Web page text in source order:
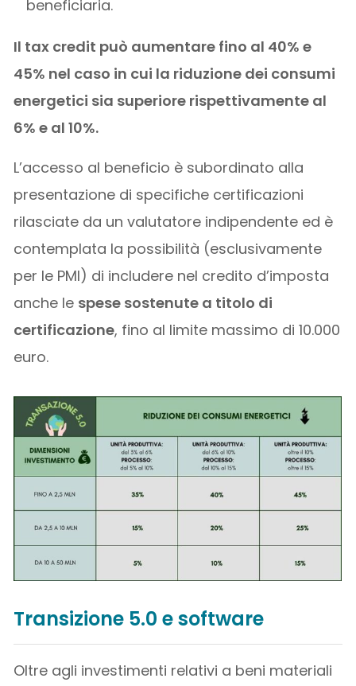
beneficiaria.
Il tax credit può aumentare fino al 40% e
45% nel caso in cui la riduzione dei consumi
energetici sia superiore rispettivamente al
6% e al 10%.
L’accesso al beneficio è subordinato alla
presentazione di specifiche certificazioni
rilasciate da un valutatore indipendente ed è
contemplata la possibilità (esclusivamente
per le PMI) di includere nel credito d’imposta
anche le spese sostenute a titolo di
certificazione, fino al limite massimo di 10.000
euro.
Transizione 5.0 e software
Oltre agli investimenti relativi a beni materiali